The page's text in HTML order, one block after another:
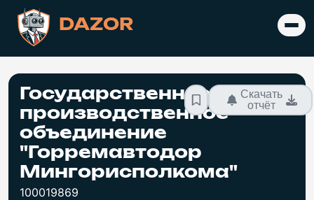
DAZOR
Государственное
производственное
объединение
"Горремавтодор
Мингорисполкома"
100019869
Скачать
отчёт